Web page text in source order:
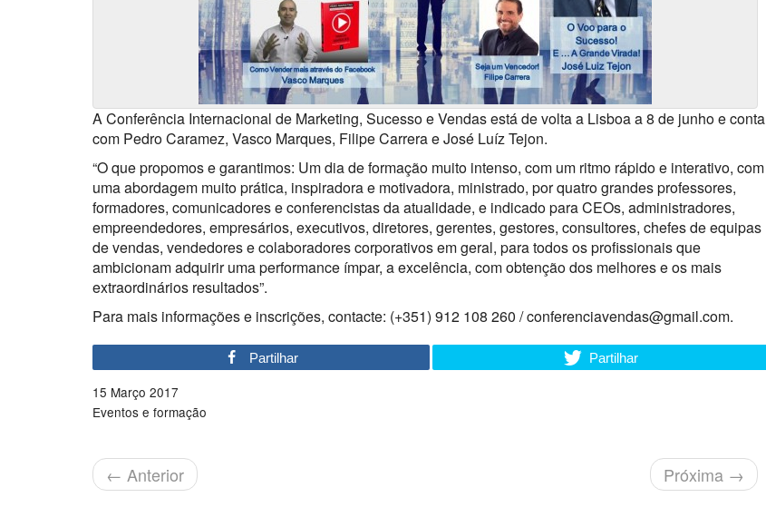
A Conferência Internacional de Marketing, Sucesso e Vendas está de volta a Lisboa a 8 de junho e conta
com Pedro Caramez, Vasco Marques, Filipe Carrera e José Luíz Tejon.
“O que propomos e garantimos: Um dia de formação muito intenso, com um ritmo rápido e interativo, com
uma abordagem muito prática, inspiradora e motivadora, ministrado, por quatro grandes professores,
formadores, comunicadores e conferencistas da atualidade, e indicado para CEOs, administradores,
empreendedores, empresários, executivos, diretores, gerentes, gestores, consultores, chefes de equipas
de vendas, vendedores e colaboradores corporativos em geral, para todos os profissionais que
ambicionam adquirir uma performance ímpar, a excelência, com obtenção dos melhores e os mais
extraordinários resultados”.
Para mais informações e inscrições, contacte: (+351) 912 108 260 / conferenciavendas@gmail.com.
Partilhar Partilhar
15 Março 2017
Eventos e formação
← Anterior Próxima →